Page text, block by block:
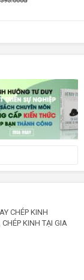
CHÉP KINH
KINH TẠI GIA